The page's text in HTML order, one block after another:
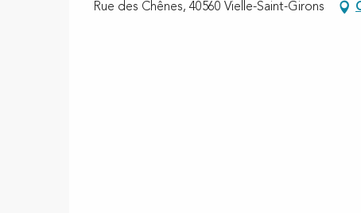
Rue des Chênes, 40560 Vielle-Saint-Girons